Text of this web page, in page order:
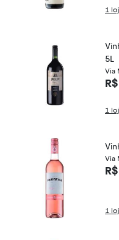
1
5L
Via
1
Via
1